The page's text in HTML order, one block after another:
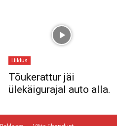
Liiklus
Tõukerattur jäi
ülekäigurajal auto alla.